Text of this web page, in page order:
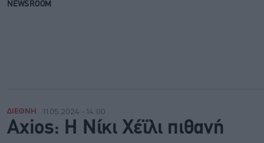
NEWSROOM
ΔΙΕΘΝΗ 11.05.2024 - 14:00
Axios: Η Νίκι Χέϊλι πιθανή